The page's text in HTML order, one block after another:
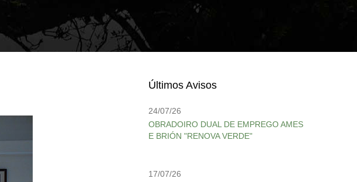
Últimos Avisos
24/07/26
OBRADOIRO DUAL DE EMPREGO AMES
E BRIÓN "RENOVA VERDE"
17/07/26